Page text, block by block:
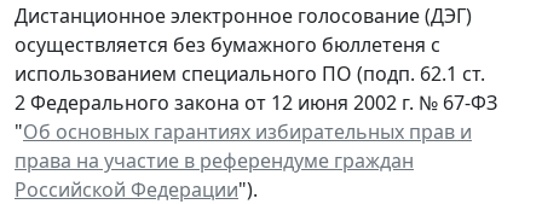
Дистанционное электронное голосование (ДЭГ)
осуществляется без бумажного бюллетеня с
использованием специального ПО (подп. 62.1 ст.
2 Федерального закона от 12 июня 2002 г. № 67-ФЗ
"Об основных гарантиях избирательных прав и
права на участие в референдуме граждан
Российской Федерации").